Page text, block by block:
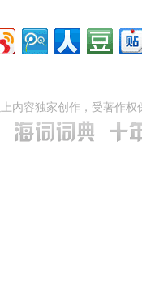
上内容独家创作，受著作权